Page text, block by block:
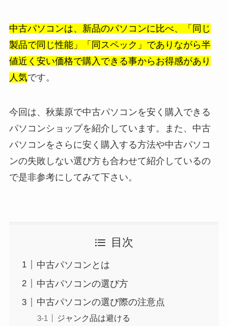
中古パソコンは、新品のパソコンに比べ、「同じ
製品で同じ性能」「同スペック」でありながら半
値近く安い価格で購入できる事からお得感があり
人気です。
今回は、秋葉原で中古パソコンを安く購入できる
パソコンショップを紹介しています。また、中古
パソコンをさらに安く購入する方法や中古パソコ
ンの失敗しない選び方も合わせて紹介しているの
で是非参考にしてみて下さい。
目次
中古パソコンとは
中古パソコンの選び方
中古パソコンの選び際の注意点
ジャンク品は避ける